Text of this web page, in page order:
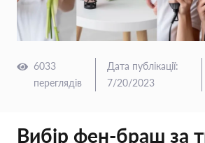
6033
переглядів
Дата публікації:
7/20/2023
Вибір фен-браш за